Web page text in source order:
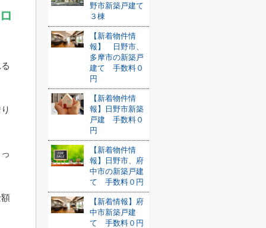
野市新築戸建て
３棟
【新着物件情
報】 日野市、
多摩市の新築戸
建て 手数料０
円
【新着物件情
報】日野市新築
戸建 手数料０
円
【新着物件情
報】日野市、府
中市の新築戸建
て 手数料０円
【新着情報】府
中市新築戸建
て 手数料０円